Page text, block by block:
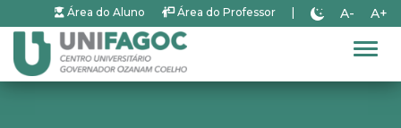
Área do Aluno Área do Professor A- A+